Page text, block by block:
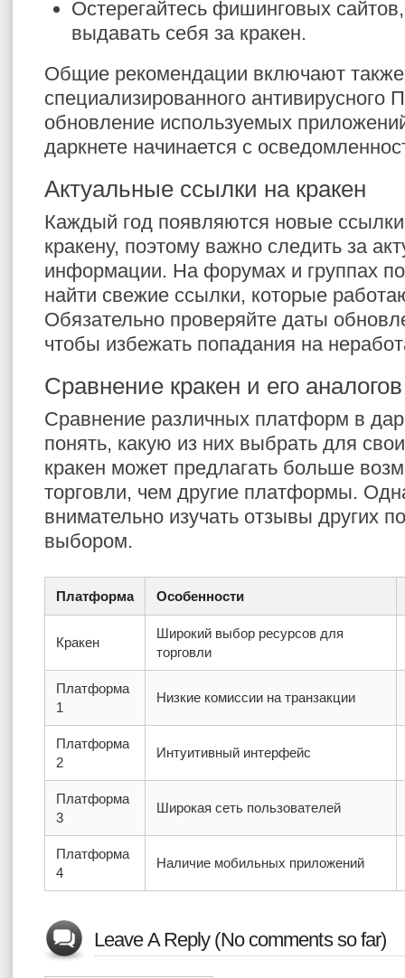
Остерегайтесь фишинговых
выдавать себя за кракен.
Общие рекомендации включают также
специализированного антивирусного
обновление используемых
даркнете начинается с
Актуальные ссылки на кракен
Каждый год появляются новые
кракену, поэтому важно следить за
информации. На форумах и группах
найти свежие ссылки, которые
Обязательно проверяйте даты
чтобы избежать попадания на
Сравнение кракен и его аналогов
Сравнение различных платформ в
понять, какую из них выбрать для
кракен может предлагать больше
торговли, чем другие платформы.
внимательно изучать отзывы других
выбором.
Платформа Особенности
Кракен
Широкий выбор ресурсов для
торговли
Платформа
1
Низкие комиссии на транзакции
Платформа
2
Интуитивный интерфейс
Платформа
3
Широкая сеть пользователей
Платформа
4
Наличие мобильных приложений
Leave A Reply (No comments so far)